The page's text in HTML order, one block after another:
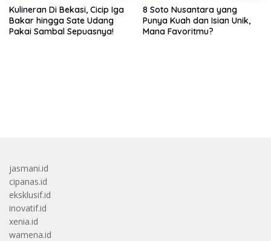
Kulineran Di Bekasi, Cicip Iga
Bakar hingga Sate Udang
Pakai Sambal Sepuasnya!
8 Soto Nusantara yang
Punya Kuah dan Isian Unik,
Mana Favoritmu?
jasmani.id
cipanas.id
eksklusif.id
inovatif.id
xenia.id
wamena.id